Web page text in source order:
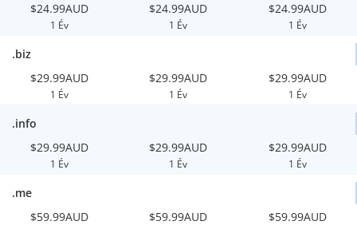
$24.99AUD
1 Év
$24.99AUD
1 Év
$24.99AUD
1 Év
.biz
$29.99AUD
1 Év
$29.99AUD
1 Év
$29.99AUD
1 Év
.info
$29.99AUD
1 Év
$29.99AUD
1 Év
$29.99AUD
1 Év
.me
$59.99AUD
$59.99AUD $59.99AUD